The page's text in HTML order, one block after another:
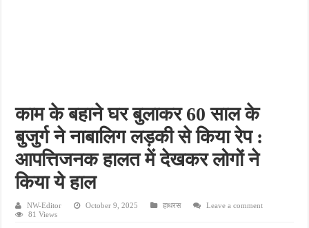
पेड़ लगाने के विवाद ने लिया हिंसक मोड़, महिला पर कुल्हाड़ी से किया हमला
काम के बहाने घर बुलाकर 60 साल के
बुजुर्ग ने नाबालिग लड़की से किया रेप :
आपत्तिजनक हालत में देखकर लोगों ने
किया ये हाल
NW-Editor October 9, 2025 हाथरस
Leave a comment
81 Views